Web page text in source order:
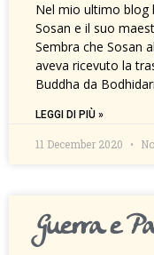
Nel mio ultimo blog
Sosan e il suo
Sembra che Sosan
aveva ricevuto la
Buddha da
LEGGI DI PIÙ »
11 December 2020
Guerra e